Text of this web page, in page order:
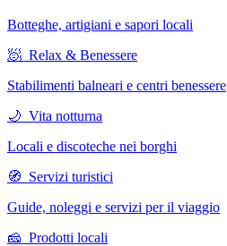
Botteghe, artigiani e sapori locali
🧖 Relax & Benessere
Stabilimenti balneari e centri benessere
🌙 Vita notturna
Locali e discoteche nei borghi
🧭 Servizi turistici
Guide, noleggi e servizi per il viaggio
🧀 Prodotti locali